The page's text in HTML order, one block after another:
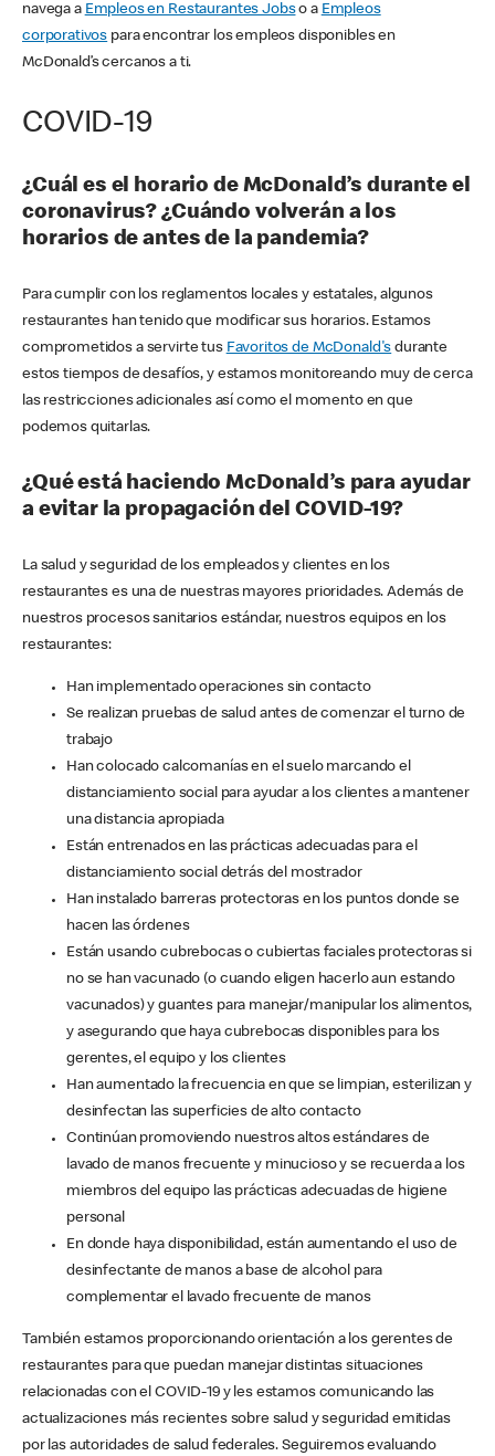
navega a Empleos en Restaurantes Jobso a Empleos
corporativos para encontrar los empleos disponibles en
McDonald’s cercanos a ti.
COVID-19
¿Cuál es el horario de McDonald’s durante el
coronavirus? ¿Cuándo volverán a los
horarios de antes de la pandemia?
Para cumplir con los reglamentos locales y estatales, algunos
restaurantes han tenido que modificar sus horarios. Estamos
comprometidos a servirte tus Favoritos de McDonald's durante
estos tiempos de desafíos, y estamos monitoreando muy de cerca
las restricciones adicionales así como el momento en que
podemos quitarlas.
¿Qué está haciendo McDonald’s para ayudar
a evitar la propagación del COVID-19?
La salud y seguridad de los empleados y clientes en los
restaurantes es una de nuestras mayores prioridades. Además de
nuestros procesos sanitarios estándar, nuestros equipos en los
restaurantes:
Han implementado operaciones sin contacto
Se realizan pruebas de salud antes de comenzar el turno de
trabajo
Han colocado calcomanías en el suelo marcando el
distanciamiento social para ayudar a los clientes a mantener
una distancia apropiada
Están entrenados en las prácticas adecuadas para el
distanciamiento social detrás del mostrador
Han instalado barreras protectoras en los puntos donde se
hacen las órdenes
Están usando cubrebocas o cubiertas faciales protectoras si
no se han vacunado (o cuando eligen hacerlo aun estando
vacunados) y guantes para manejar/manipular los alimentos,
y asegurando que haya cubrebocas disponibles para los
gerentes, el equipo y los clientes
Han aumentado la frecuencia en que se limpian, esterilizan y
desinfectan las superficies de alto contacto
Continúan promoviendo nuestros altos estándares de
lavado de manos frecuente y minucioso y se recuerda a los
miembros del equipo las prácticas adecuadas de higiene
personal
En donde haya disponibilidad, están aumentando el uso de
desinfectante de manos a base de alcohol para
complementar el lavado frecuente de manos
También estamos proporcionando orientación a los gerentes de
restaurantes para que puedan manejar distintas situaciones
relacionadas con el COVID-19 y les estamos comunicando las
actualizaciones más recientes sobre salud y seguridad emitidas
por las autoridades de salud federales. Seguiremos evaluando